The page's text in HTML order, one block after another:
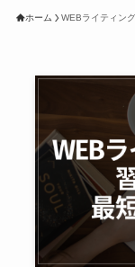
ホーム WEBライティン